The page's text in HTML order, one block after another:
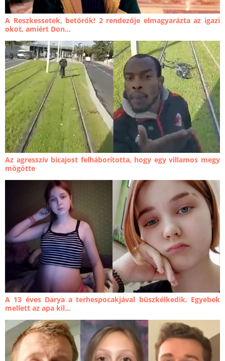
A Reszkessetek, betörők! 2 rendezője elmagyarázta az igazi
okot, amiért Don...
Az agresszív bicajost felháborította, hogy egy villamos megy
mögötte
A 13 éves Darya a terhespocakjával büszkélkedik. Egyebek
mellett az apa kil...